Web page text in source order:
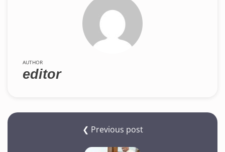
AUTHOR
editor
❮ Previous post